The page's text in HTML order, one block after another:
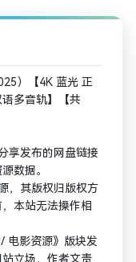
）【4K 蓝光 正
多音轨】【共
享发布的网盘链接
数据。
，其版权归版权方
本站无法操作相
电影资源》版块发
立场，作者文责